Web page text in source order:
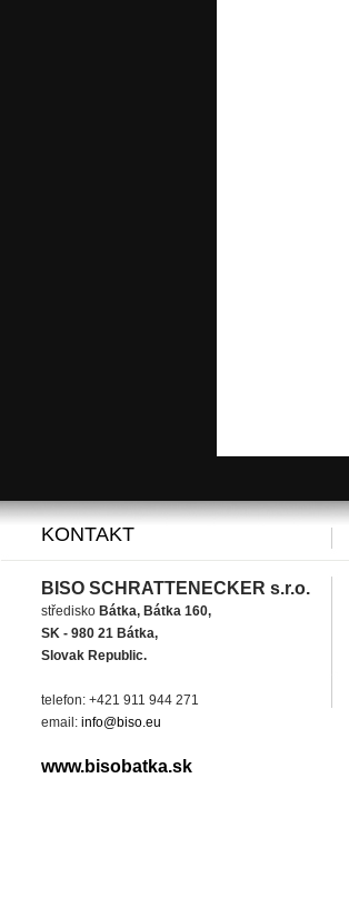
KONTAKT
BISO SCHRATTENECKER s.r.o.
středisko Bátka, Bátka 160,
SK - 980 21 Bátka,
Slovak Republic.
telefon: +421 911 944 271
email: info@biso.eu
www.bisobatka.sk